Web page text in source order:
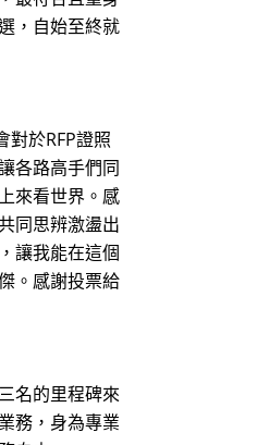
，自始至終就
於RFP證照
各路高手們同
來看世界。感
同思辨激盪出
讓我能在這個
。感謝投票給
名的里程碑來
務，身為專業